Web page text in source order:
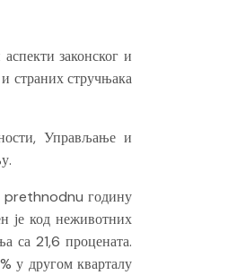
законског и
страних стручњака
Управљање и
prethnodnu годину
је код неживотних
са 21,6 процената.
у другом кварталу